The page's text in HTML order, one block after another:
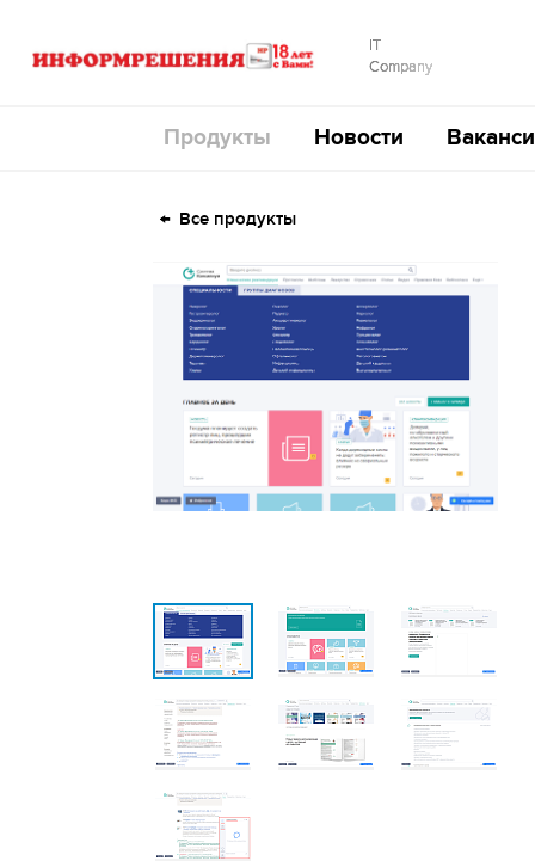
IT
Company
Продукты Новости
Все продукты